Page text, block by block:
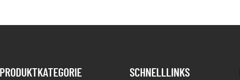
PRODUKTKATEGORIE SCHNELLLINKS